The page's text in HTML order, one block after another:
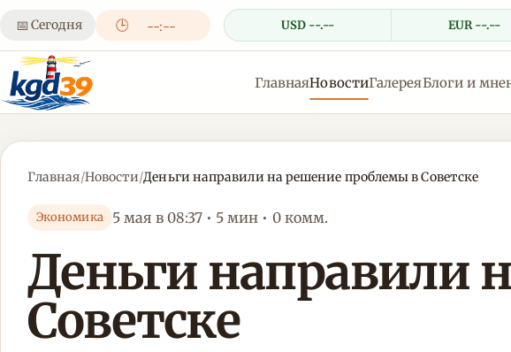
📅 Сегодня 🕒 --:-- USD --.-- EUR --.--
ГлавнаяНовостиГалереяБлоги и
Главная/Новости/Деньги направили на решение проблемы в Советске
Экономика 5 мая в 08:37 • 5 мин • 0 комм.
Деньги направили
Советске